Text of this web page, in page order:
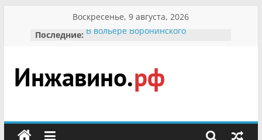
содержимому
Воскресенье, 9 августа, 2026
Последние: В вольере Воронинского
Мероприятия, посвященные
Международному Дню семьи
Присвоение звания «Почётный
Инжавино.рф
сельский
портал